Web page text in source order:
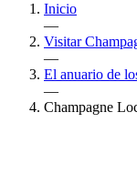
Inicio
—
Visitar
—
El anuario de
—
Champagne